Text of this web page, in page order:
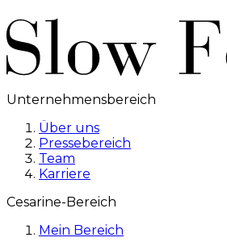
Unternehmensbereich
Über uns
Pressebereich
Team
Karriere
Cesarine-Bereich
Mein Bereich